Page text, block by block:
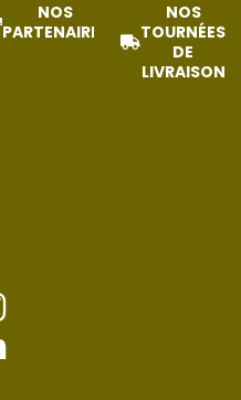
NOS
PARTENAIRES
NOS
TOURNÉES
DE
LIVRAISON